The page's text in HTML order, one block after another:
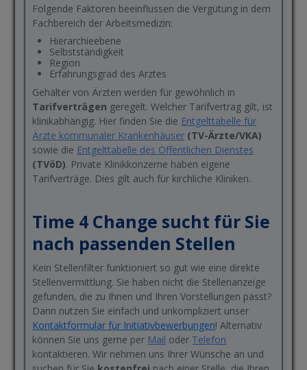
Folgende Faktoren beeinflussen die Vergütung in dem
Fachbereich der Arbeitsmedizin:
Hierarchieebene
Selbstständigkeit
Region
Erfahrungsgrad des Arztes
Gehälter von Ärzten werden für gewöhnlich in
Tarifverträgen geregelt. Welcher Tarifvertrag gilt, ist
klinikabhängig. Hier finden Sie die Entgelttabelle für
Ärzte kommunaler Krankenhäuser (TV-Ärzte/VKA)
sowie die Entgelttabelle des Öffentlichen Dienstes
(TVöD). Private Klinikkonzerne haben eigene
Tarifverträge. Dies gilt auch für kirchliche Kliniken.
Time 4 Change sucht für Sie
nach passenden Stellen
Kein Stellenfilter funktioniert so gut wie eine direkte
Stellenvermittlung. Sie haben nicht die Stellenanzeige
gefunden, die zu Ihnen und Ihren Vorstellungen passt?
Dann nutzen Sie einfach und unkompliziert unser
Kontaktformular für Initiativbewerbungen! Alternativ
können Sie uns gerne per Mail oder Telefon
kontaktieren. Wir nehmen uns Ihrer Wünsche an und